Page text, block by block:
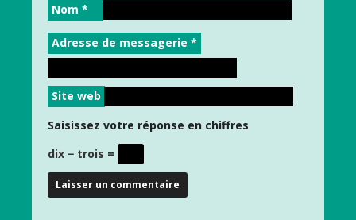
Nom *
Adresse de messagerie *
Site web
Saisissez votre réponse en chiffres
dix − trois =